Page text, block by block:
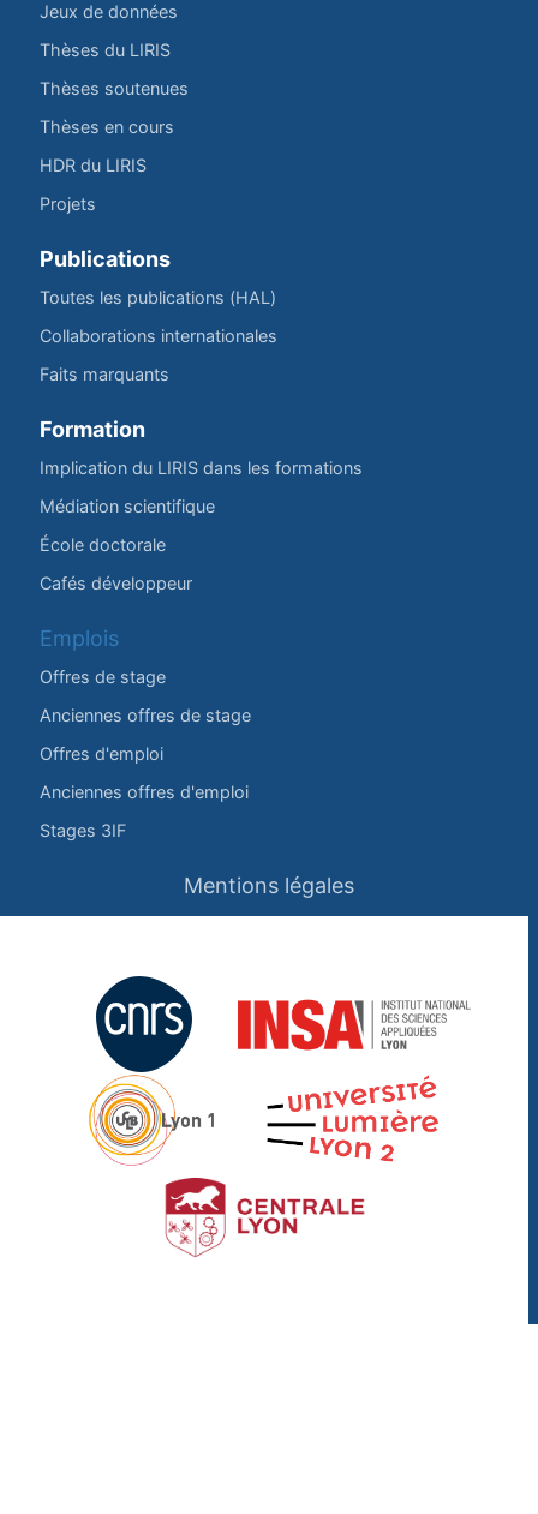
Jeux de données
Thèses du LIRIS
Thèses soutenues
Thèses en cours
HDR du LIRIS
Projets
Publications
Toutes les publications (HAL)
Collaborations internationales
Faits marquants
Formation
Implication du LIRIS dans les formations
Médiation scientifique
École doctorale
Cafés développeur
Emplois
Offres de stage
Anciennes offres de stage
Offres d'emploi
Anciennes offres d'emploi
Stages 3IF
Mentions légales